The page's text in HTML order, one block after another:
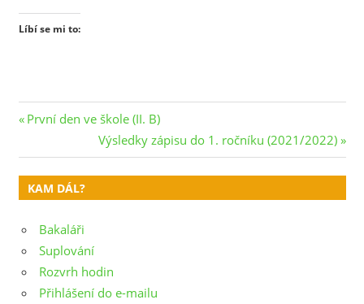
Líbí se mi to:
Navigace
pro
příspěvek
Previous
První den ve škole (II. B)
Next
Post:
Výsledky zápisu do 1. ročníku (2021/2022)
KAM DÁL?
Bakaláři
Suplování
Rozvrh hodin
Přihlášení do e-mailu